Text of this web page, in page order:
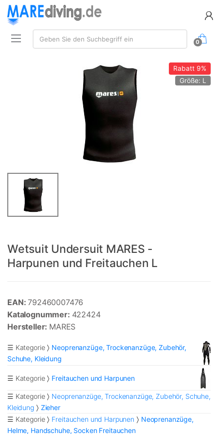
Suche:
Geben Sie den Suchbegriff ein
0
Rabatt9%
Größe: L
Wetsuit Undersuit MARES -
Harpunen und Freitauchen L
EAN: 792460007476
Katalognummer: 422424
Hersteller: MARES
☰ Kategorie
Neoprenanzüge, Trockenanzüge, Zubehör,
Schuhe, Kleidung
☰ Kategorie Freitauchen und Harpunen
☰ Kategorie
Neoprenanzüge, Trockenanzüge, Zubehör, Schuhe,
Kleidung
Zieher
☰ Kategorie
Freitauchen und Harpunen
Neoprenanzüge,
Helme, Handschuhe, Socken Freitauchen